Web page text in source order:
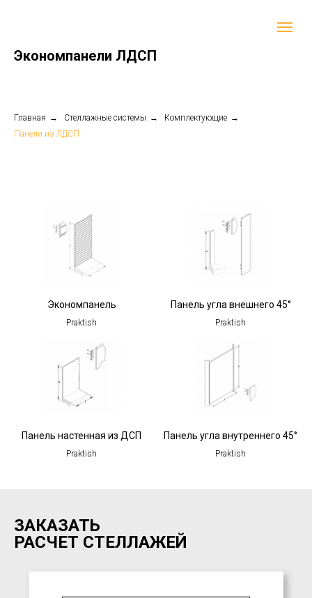
Экономпанели ЛДСП
Главная → Стеллажные системы → Комплектующие →
Панели из ЛДСП
Экономпанель
Praktish
Панель угла внешнего 45°
Praktish
Панель настенная из ДСП
Praktish
Панель угла внутреннего 45°
Praktish
ЗАКАЗАТЬ
РАСЧЕТ СТЕЛЛАЖЕЙ